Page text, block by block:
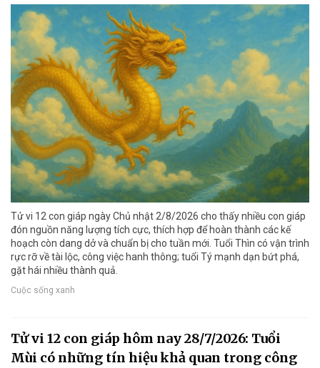
Tử vi 12 con giáp ngày Chủ nhật 2/8/2026 cho thấy nhiều con giáp
đón nguồn năng lượng tích cực, thích hợp để hoàn thành các kế
hoạch còn dang dở và chuẩn bị cho tuần mới. Tuổi Thìn có vận trình
rực rỡ về tài lộc, công việc hanh thông; tuổi Tý mạnh dạn bứt phá,
gặt hái nhiều thành quả.
Cuộc sống xanh
Tử vi 12 con giáp hôm nay 28/7/2026: Tuổi
Mùi có những tín hiệu khả quan trong công